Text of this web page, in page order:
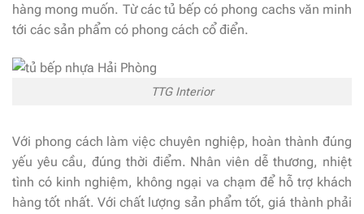
hàng mong muốn. Từ các tủ bếp có phong cachs văn minh
tới các sản phẩm có phong cách cổ điển.
TTG Interior
Với phong cách làm việc chuyên nghiệp, hoàn thành đúng
yếu yêu cầu, đúng thời điểm. Nhân viên dễ thương, nhiệt
tình có kinh nghiệm, không ngại va chạm để hỗ trợ khách
hàng tốt nhất. Với chất lượng sản phẩm tốt, giá thành phải